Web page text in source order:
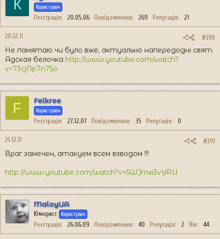
К Користувач
Реєстрація 20.05.06 Повідомлення 269 Репутація 21
20.12.11 #390
Не памятаю чи було вже, актуально напередодні свят.
Адская белочка http://www.youtube.com/watch?
v=73cjNp7n75o
F Felkree
Користувач
Реєстрація 27.12.07 Повідомлення 35 Репутація 0
21.12.11 #391
Враг замечен, атакуем всем взводом !!!
http://www.youtube.com/watch?v=5WJmxi3vYRU
MaloyUA
Юморист Користувач
Реєстрація 26.06.09 Повідомлення 40 Репутація 2 Вік 44